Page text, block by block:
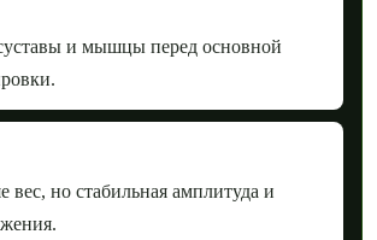
и мышцы перед основной
вес, но стабильная амплитуда и